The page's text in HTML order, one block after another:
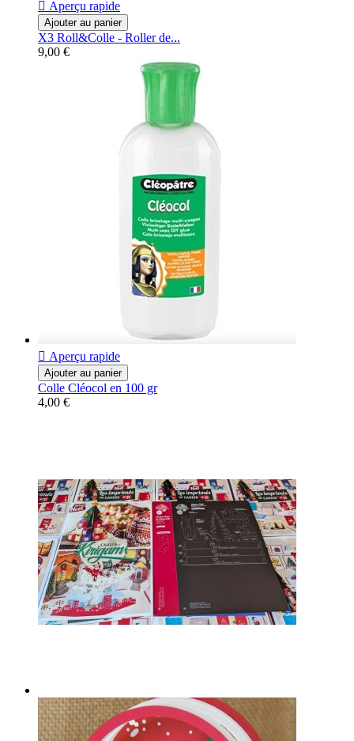
 Aperçu rapide
Ajouter au panier
X3 Roll&Colle - Roller de...
9,00 €
 Aperçu rapide
Ajouter au panier
Colle Cléocol en 100 gr
4,00 €